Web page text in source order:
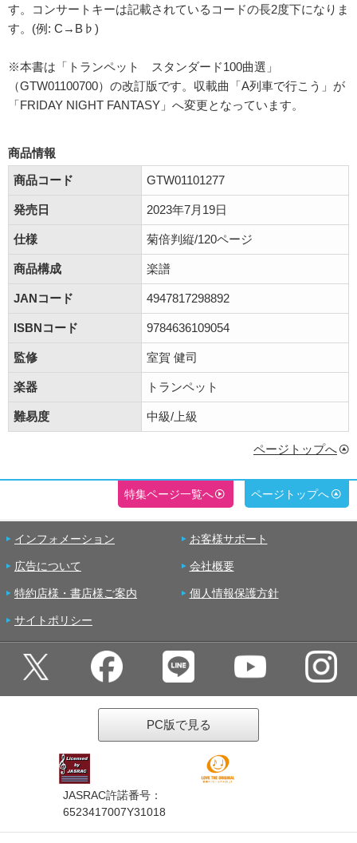
す。コンサートキーは記載されているコードの長2度下になりま
す。(例: C→B♭)
※本書は「トランペット スタンダード100曲選」
（GTW01100700）の改訂版です。収載曲「A列車で行こう」が
「FRIDAY NIGHT FANTASY」へ変更となっています。
商品情報
商品コード
GTW01101277
発売日 2023年7月19日
仕様 菊倍判縦/120ページ
商品構成 楽譜
JANコード 4947817298892
ISBNコード 9784636109054
監修 室賀 健司
楽器 トランペット
難易度 中級/上級
ページトップへ
特集ページ一覧へ ページトップへ
インフォメーション お客様サポート
広告について 会社概要
特約店様・書店様ご案内 個人情報保護方針
サイトポリシー
PC版で見る
JASRAC許諾番号：
6523417007Y31018